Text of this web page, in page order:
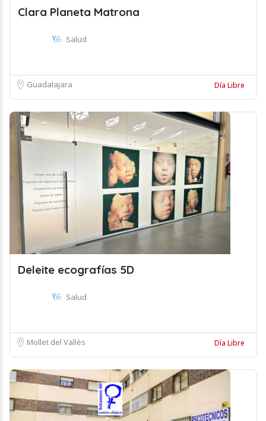
Clara Planeta Matrona
Salud
Guadalajara Día Libre
Deleite ecografías 5D
Salud
Mollet del Vallès Día Libre